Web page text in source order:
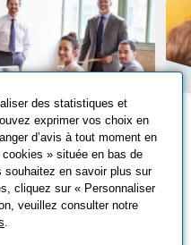
des statistiques et
exprimer vos choix en
d’avis à tout moment en
» située en bas de
en savoir plus sur
cliquez sur « Personnaliser
veuillez consulter notre
.